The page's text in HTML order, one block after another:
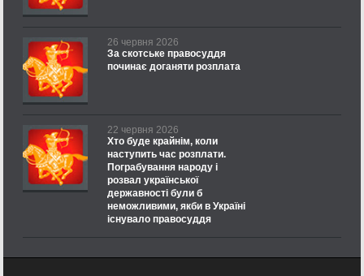
26 червня 2026
За скотське правосуддя
починає доганяти розплата
22 червня 2026
Хто буде крайнім, коли
наступить час розплати.
Пограбування народу і
розвал української
державності були б
неможливими, якби в Україні
існувало правосуддя